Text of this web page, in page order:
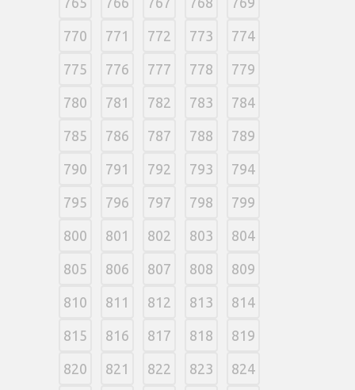
770 771 772 773 774
775 776 777 778 779
780 781 782 783 784
785 786 787 788 789
790 791 792 793 794
795 796 797 798 799
800 801 802 803 804
805 806 807 808 809
810 811 812 813 814
815 816 817 818 819
820 821 822 823 824